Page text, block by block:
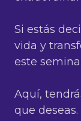
Si estás
vida y
este
Aquí,
que deseas.